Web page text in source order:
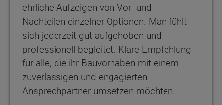
ehrliche Aufzeigen von Vor- und
Nachteilen einzelner Optionen. Man fühlt
sich jederzeit gut aufgehoben und
professionell begleitet. Klare Empfehlung
für alle, die ihr Bauvorhaben mit einem
zuverlässigen und engagierten
Ansprechpartner umsetzen möchten.